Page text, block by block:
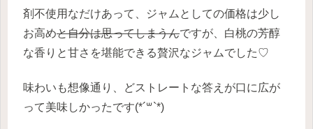
剤不使用なだけあって、ジャムとしての価格は少し
お高めと自分は思ってしまうんですが、白桃の芳醇
な香りと甘さを堪能できる贅沢なジャムでした♡
味わいも想像通り、どストレートな答えが口に広が
って美味しかったです(*´꒳`*)